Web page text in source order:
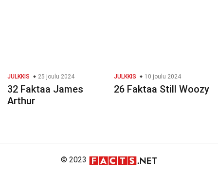
JULKKIS 25 joulu 2024
32 Faktaa James
Arthur
JULKKIS 10 joulu 2024
26 Faktaa Still Woozy
© 2023